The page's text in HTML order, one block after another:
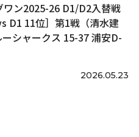
ワン2025-26 D1/D2入替戦
D1 11位］第1戦（清水建
シャークス 15-37 浦安D-
2026.05.23